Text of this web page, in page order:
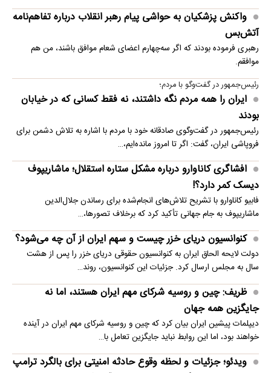
واکنش پزشکیان به حواشی پیام رهبر انقلاب درباره تفاهم‌نامه
آتش‌بس
رهبری فرموده بودند که اگر سه‌چهارم اعضای شعام موافق باشند، من هم
موافقم.
رئیس‌جمهور در گفت‌وگو با مردم؛
ایران را همه مردم نگه داشتند، نه فقط کسانی که در خیابان
بودند
رئیس‌جمهور در گفت‌وگوی صادقانه خود با مردم با اشاره به تلاش دشمن برای
فروپاشی ایران، گفت: اگر تا امروز مانده‌ایم،…
افشاگری کاناوارو درباره مشکل ستاره استقلال؛ ماشاریپوف
دیسک کمر دارد؟!
فابیو کاناوارو با تشریح تلاش‌های انجام‌شده برای رساندن جلال‌الدین
ماشاریپوف به جام جهانی تأکید کرد که برخلاف تصورها،…
کنوانسیون دریای خزر چیست و سهم ایران از آن چه می‌شود؟
دولت لایحه الحاق ایران به کنوانسیون حقوقی دریای خزر را پس از هشت
سال به مجلس ارسال کرد. جزئیات این کنوانسیون، روند…
ظریف: چین و روسیه شرکای مهم ایران هستند، اما نه
جایگزین همه جهان
دیپلمات پیشین ایران بیان کرد که چین و روسیه شرکای مهم ایران در آینده
خواهند بود، اما این روابط نباید جایگزین تعامل با…
ویدئو؛ جزئیات و لحظه وقوع حادثه امنیتی برای بالگرد ترامپ